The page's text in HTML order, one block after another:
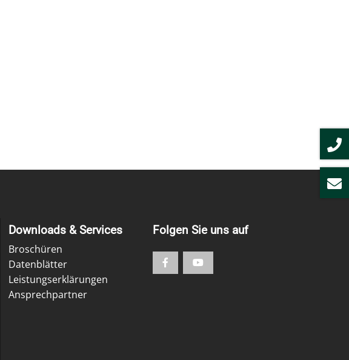
Downloads & Services
Broschüren
Datenblätter
Leistungserklärungen
Ansprechpartner
Folgen Sie uns auf